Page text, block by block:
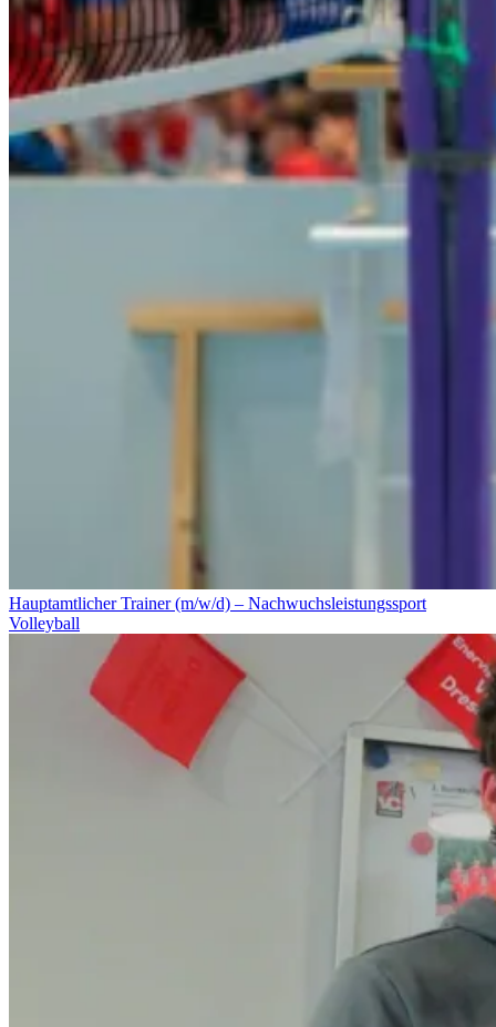
Hauptamtlicher Trainer (m/w/d) – Nachwuchsleistungssport
Volleyball